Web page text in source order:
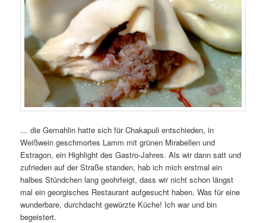
… die Gemahlin hatte sich für Chakapuli entschieden, in
Weißwein geschmortes Lamm mit grünen Mirabellen und
Estragon, ein Highlight des Gastro-Jahres. Als wir dann satt und
zufrieden auf der Straße standen, hab ich mich erstmal ein
halbes Stündchen lang geohrfeigt, dass wir nicht schon längst
mal ein georgisches Restaurant aufgesucht haben. Was für eine
wunderbare, durchdacht gewürzte Küche! Ich war und bin
begeistert.